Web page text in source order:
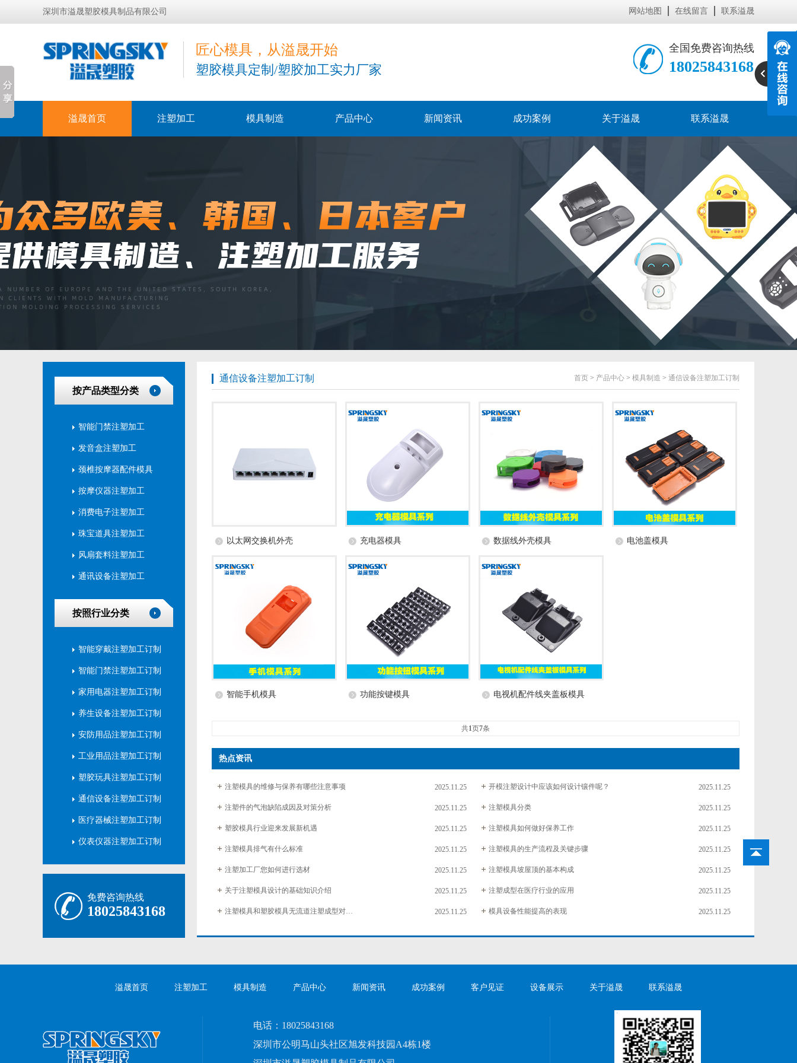
深圳市溢晟塑胶模具制品有限公司 网站地图 在线留言 联系溢晟
匠心模具，从溢晟开始
塑胶模具定制/塑胶加工实力厂家
全国免费咨询热线
18025843168
溢晟首页 注塑加工 模具制造 产品中心 新闻资讯 成功案例 关于溢晟 联系溢晟
按产品类型分类
智能门禁注塑加工
发音盒注塑加工
颈椎按摩器配件模具
按摩仪器注塑加工
消费电子注塑加工
珠宝道具注塑加工
风扇套料注塑加工
通讯设备注塑加工
按照行业分类
智能穿戴注塑加工订制
智能门禁注塑加工订制
家用电器注塑加工订制
养生设备注塑加工订制
安防用品注塑加工订制
工业用品注塑加工订制
塑胶玩具注塑加工订制
通信设备注塑加工订制
医疗器械注塑加工订制
仪表仪器注塑加工订制
免费咨询热线
18025843168
通信设备注塑加工订制 首页 > 产品中心 > 模具制造 > 通信设备注塑加工订制
以太网交换机外壳 充电器模具 数据线外壳模具 电池盖模具
智能手机模具 功能按键模具 电视机配件线夹盖板模具
共1页7条
热点资讯
2025.11.25
注塑模具的维修与保养有哪些注意事项 2025.11.25
开模注塑设计中应该如何设计镶件呢？
2025.11.25
注塑件的气泡缺陷成因及对策分析 2025.11.25
注塑模具分类
2025.11.25
塑胶模具行业迎来发展新机遇 2025.11.25
注塑模具如何做好保养工作
2025.11.25
注塑模具排气有什么标准 2025.11.25
注塑模具的生产流程及关键步骤
2025.11.25
注塑加工厂您如何进行选材 2025.11.25
注塑模具坡屋顶的基本构成
2025.11.25
关于注塑模具设计的基础知识介绍 2025.11.25
注塑成型在医疗行业的应用
2025.11.25
注塑模具和塑胶模具无流道注塑成型对塑料有什么要求 2025.11.25
模具设备性能提高的表现
溢晟首页 注塑加工 模具制造 产品中心 新闻资讯 成功案例 客户见证 设备展示 关于溢晟 联系溢晟
电话：18025843168
深圳市公明马山头社区旭发科技园A4栋1楼